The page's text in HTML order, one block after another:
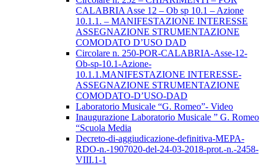
CALABRIA Asse 12 – Ob sp 10.1 – Azione
10.1.1. – MANIFESTAZIONE INTERESSE
ASSEGNAZIONE STRUMENTAZIONE
COMODATO D’USO DAD
Circolare n. 250-POR-CALABRIA-Asse-12-
Ob-sp-10.1-Azione-
10.1.1.MANIFESTAZIONE INTERESSE-
ASSEGNAZIONE STRUMENTAZIONE
COMODATO-D’USO-DAD
Laboratorio Musicale “G. Romeo”- Video
Inaugurazione Laboratorio Musicale ” G. Romeo
“Scuola Media
Decreto-di-aggiudicazione-definitiva-MEPA-
RDO-n.-1907020-del-24-03-2018-prot.-n.-2458-
VIII.1-1